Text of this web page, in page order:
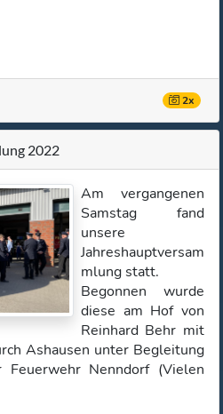
2x
2022
Am vergangenen
Samstag fand
unsere
Jahreshauptversam
mlung statt.
Begonnen wurde
diese am Hof von
Reinhard Behr mit
Ashausen unter Begleitung
Nenndorf (Vielen